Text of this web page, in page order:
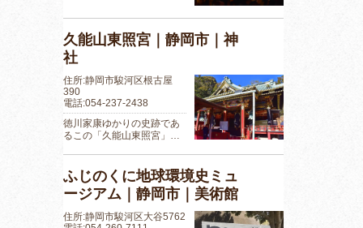
久能山東照宮｜静岡市｜神
社
住所:静岡市駿河区根古屋
390
電話:054-237-2438
徳川家康ゆかりの史跡であ
るこの「久能山東照宮」…
ふじのくに地球環境史ミュ
ージアム｜静岡市｜美術館
住所:静岡市駿河区大谷5762